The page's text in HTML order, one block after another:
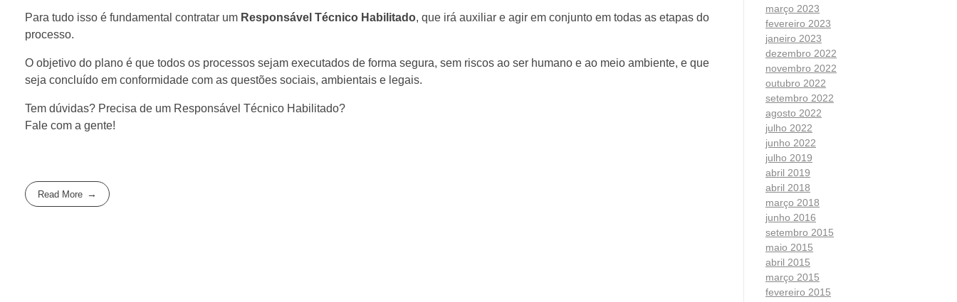
Para tudo isso é fundamental contratar um Responsável Técnico Habilitado, que irá auxiliar e agir em conjunto em todas as etapas do
processo.
O objetivo do plano é que todos os processos sejam executados de forma segura, sem riscos ao ser humano e ao meio ambiente, e que
seja concluído em conformidade com as questões sociais, ambientais e legais.
Tem dúvidas? Precisa de um Responsável Técnico Habilitado?
Fale com a gente!
Read More
março 2023
fevereiro 2023
janeiro 2023
dezembro 2022
novembro 2022
outubro 2022
setembro 2022
agosto 2022
julho 2022
junho 2022
julho 2019
abril 2019
abril 2018
março 2018
junho 2016
setembro 2015
maio 2015
abril 2015
março 2015
fevereiro 2015